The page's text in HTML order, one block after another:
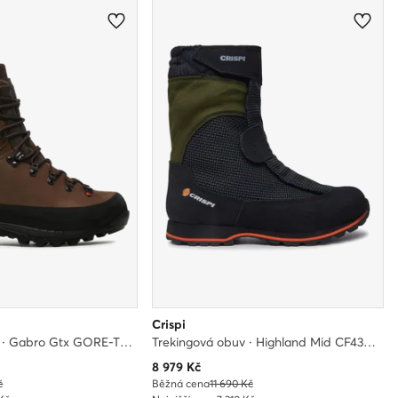
Trekingová obuv · Gabro Gtx GORE-TEX CR39204203 · Hnědá
Crispi
Trekingová obuv · Highland Mid CF4350 9924 · Černá
Aktuální cena
8 979Kč
Běžná cena11 690 Kč